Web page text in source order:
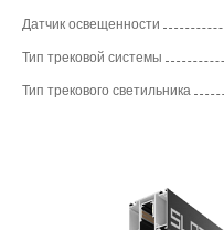
Датчик освещенности
Тип трековой системы
Тип трекового светильника